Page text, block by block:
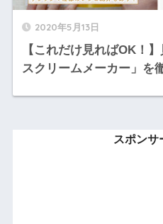
2020年5月13日
【これだけ見ればOK！
スクリームメーカー」を
スポンサ